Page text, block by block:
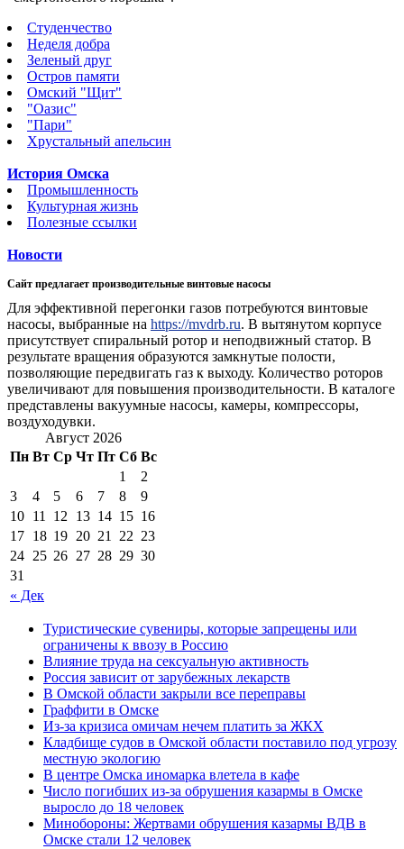
Студенчество
Неделя добра
Зеленый друг
Остров памяти
Омский "Щит"
"Оазис"
"Пари"
Хрустальный апельсин
История Омска
Промышленность
Культурная жизнь
Полезные ссылки
Новости
Сайт предлагает производительные винтовые насосы
Для эффективной перегонки газов потребуются винтовые
насосы, выбранные на https://mvdrb.ru. В вытянутом корпусе
присутствует спиральный ротор и неподвижный статор. В
результате вращения образуются замкнутые полости,
позволяющие передвигать газ к выходу. Количество роторов
увеличивают для повышения производительности. В каталоге
представлены вакуумные насосы, камеры, компрессоры,
воздуходувки.
Август 2026
Пн Вт Ср Чт Пт Сб Вс
« Дек
1
2
3
4 5 6 7 8
9
10 11 12 13 14 15 16
17 18 19 20 21 22 23
24 25 26 27 28 29 30
31
Туристические сувениры, которые запрещены или
ограничены к ввозу в Россию
Влияние труда на сексуальную активность
Россия зависит от зарубежных лекарств
В Омской области закрыли все переправы
Граффити в Омске
Из-за кризиса омичам нечем платить за ЖКХ
Кладбище судов в Омской области поставило под угрозу
местную экологию
В центре Омска иномарка влетела в кафе
Число погибших из-за обрушения казармы в Омске
выросло до 18 человек
Минобороны: Жертвами обрушения казармы ВДВ в
Омске стали 12 человек